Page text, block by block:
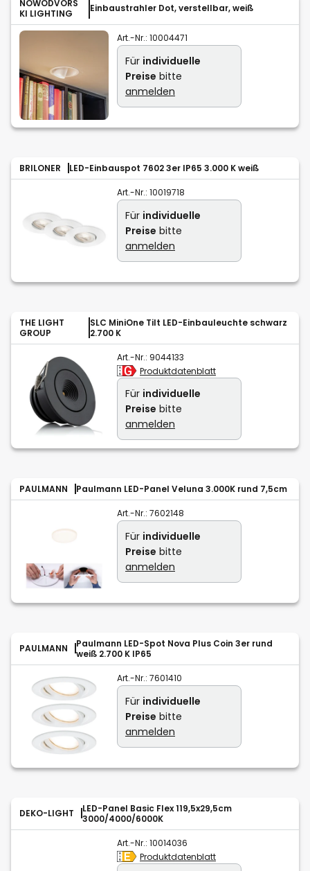
NOWODVORS
KI LIGHTING
Einbaustrahler Dot, verstellbar, weiß
Art.-Nr.: 10004471
Für individuelle
Preise bitte
anmelden
BRILONER LED-Einbauspot 7602 3er IP65 3.000 K weiß
Art.-Nr.: 10019718
Für individuelle
Preise bitte
anmelden
THE LIGHT
GROUP
SLC MiniOne Tilt LED-Einbauleuchte schwarz
2.700 K
Art.-Nr.: 9044133
Produktdatenblatt
Für individuelle
Preise bitte
anmelden
PAULMANN Paulmann LED-Panel Veluna 3.000K rund 7,5cm
Art.-Nr.: 7602148
Für individuelle
Preise bitte
anmelden
PAULMANN
Paulmann LED-Spot Nova Plus Coin 3er rund
weiß 2.700 K IP65
Art.-Nr.: 7601410
Für individuelle
Preise bitte
anmelden
DEKO-LIGHT
LED-Panel Basic Flex 119,5x29,5cm
3000/4000/6000K
Art.-Nr.: 10014036
Produktdatenblatt